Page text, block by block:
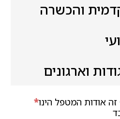
והכשרה
וארגונים
*אודות המטפל הינו